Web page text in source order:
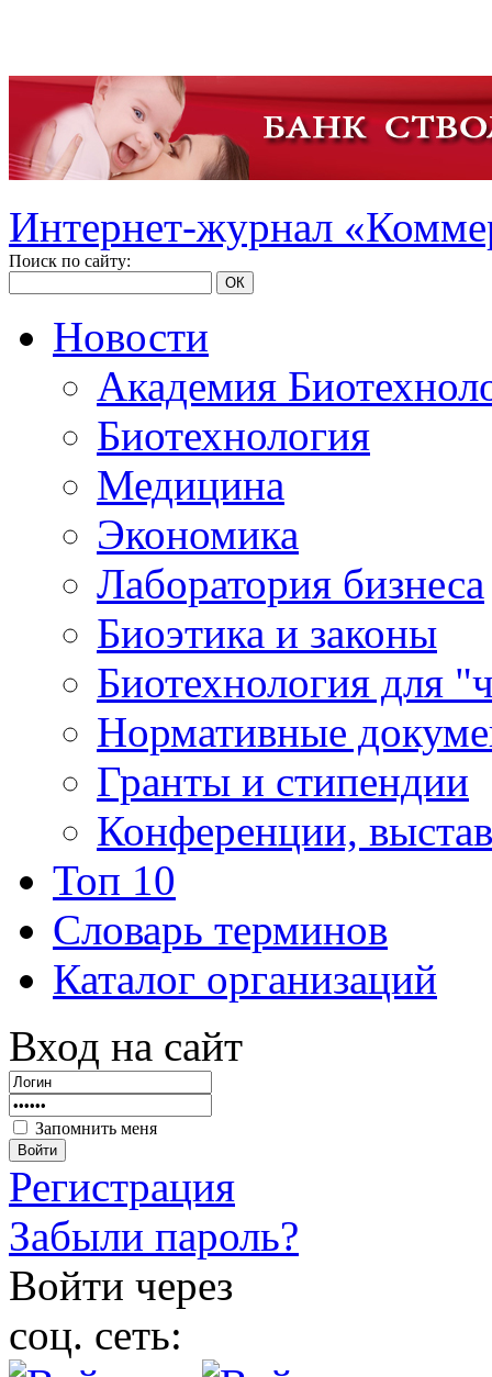
Интернет-журнал
Поиск по сайту:
ОК
Новости
Академия
Биотехнология
Медицина
Экономика
Лаборатория бизнеса
Биоэтика и законы
Биотехнология для
Нормативные
Гранты и стипендии
Конференции,
Топ 10
Словарь терминов
Каталог организаций
Вход на сайт
Запомнить меня
Войти
Регистрация
Забыли пароль?
Войти через
соц. сеть: